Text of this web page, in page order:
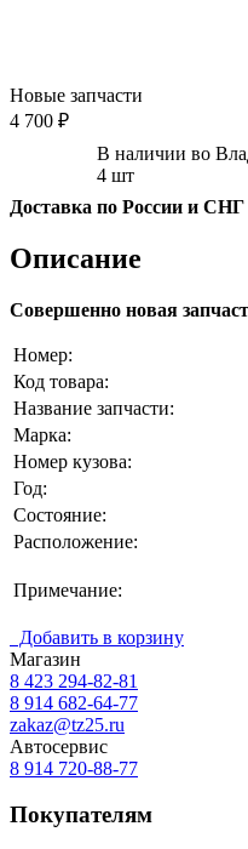
Новые запчасти
4 700 ₽
В наличии во
4 шт
Доставка по России и СНГ
Описание
Совершенно новая
Номер:
Код товара:
Название запчасти:
Марка:
Номер кузова:
Год:
Состояние:
Расположение:
Примечание:
Добавить в корзину
Магазин
8 423 294-82-81
8 914 682-64-77
zakaz@tz25.ru
Автосервис
8 914 720-88-77
Покупателям